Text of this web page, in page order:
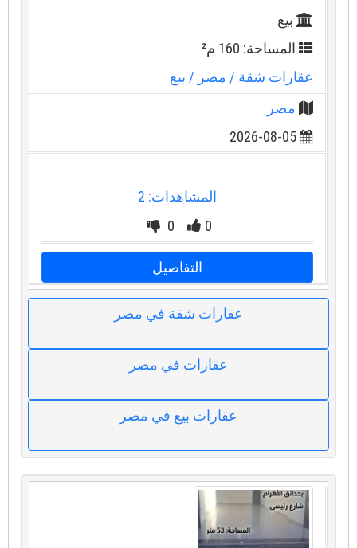
بيع
المساحة: 160 م²
عقارات شقة / مصر / بيع
مصر
2026-08-05
المشاهدات: 2
0
0
التفاصيل
عقارات شقة في مصر
عقارات في مصر
عقارات بيع في مصر